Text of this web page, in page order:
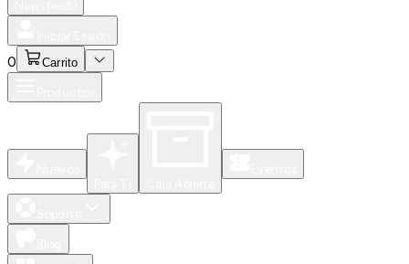
0 Carrito